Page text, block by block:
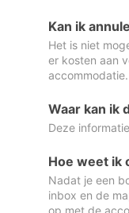
Kan ik
Het is niet
er kosten aan
accommodatie.
Waar kan ik
Deze
Hoe weet ik
Nadat je een
inbox en de
op met de